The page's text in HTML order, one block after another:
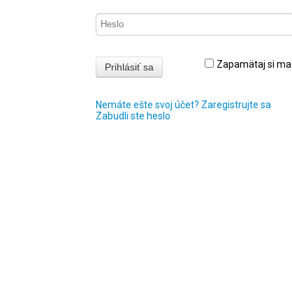
Zapamätaj si ma
Nemáte ešte svoj účet? Zaregistrujte sa
Zabudli ste heslo